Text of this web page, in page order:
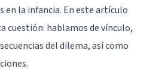
en la infancia. En este artículo
cuestión: hablamos de vínculo,
del dilema, así como